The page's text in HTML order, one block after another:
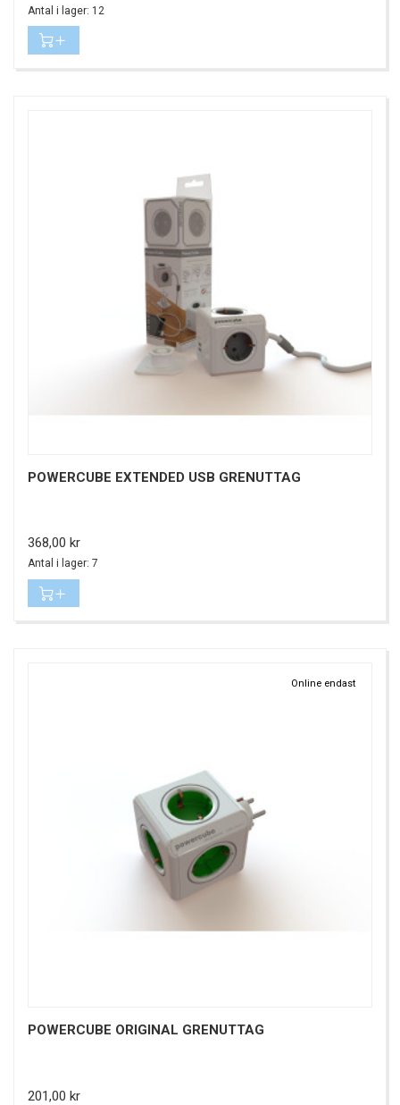
Antal i lager: 12
POWERCUBE EXTENDED USB GRENUTTAG
Pris
368,00 kr
Antal i lager: 7
Online endast
POWERCUBE ORIGINAL GRENUTTAG
Pris
201,00 kr